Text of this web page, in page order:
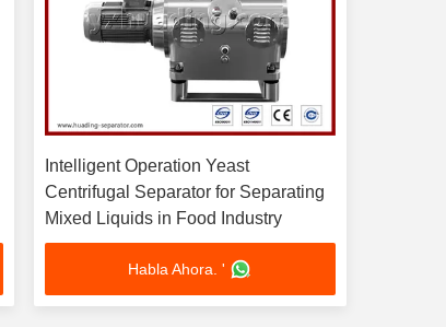
Intelligent Operation Yeast
Centrifugal Separator for Separating
Mixed Liquids in Food Industry
Habla Ahora. '